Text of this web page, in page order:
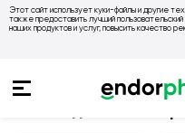
Этот сайт использует куки-файлы и другие
также предоставить лучший пользовательский
наших продуктов и услуг, повысить качество
💙